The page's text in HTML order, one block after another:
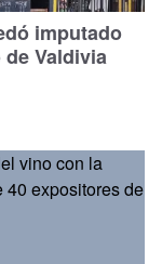
imputado
Valdivia